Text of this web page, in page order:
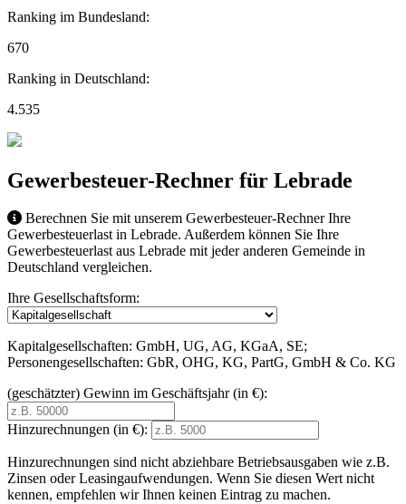
Ranking im Bundesland:
670
Ranking in Deutschland:
4.535
Gewerbesteuer-Rechner für Lebrade
Berechnen Sie mit unserem Gewerbesteuer-Rechner Ihre
Gewerbesteuerlast in Lebrade. Außerdem können Sie Ihre
Gewerbesteuerlast aus Lebrade mit jeder anderen Gemeinde in
Deutschland vergleichen.
Ihre Gesellschaftsform:
Kapitalgesellschaften: GmbH, UG, AG, KGaA, SE;
Personengesellschaften: GbR, OHG, KG, PartG, GmbH & Co. KG
(geschätzter) Gewinn im Geschäftsjahr (in €):
Hinzurechnungen (in €):
Hinzurechnungen sind nicht abziehbare Betriebsausgaben wie z.B.
Zinsen oder Leasingaufwendungen. Wenn Sie diesen Wert nicht
kennen, empfehlen wir Ihnen keinen Eintrag zu machen.